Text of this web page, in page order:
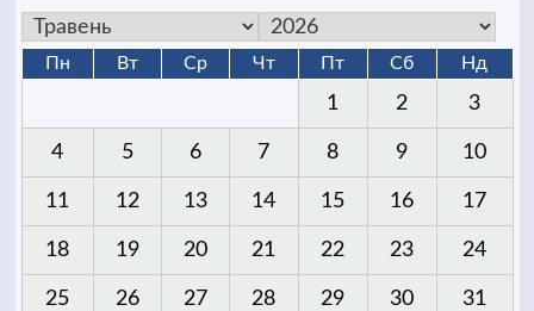
Пн Вт Ср Чт Пт Сб Нд
1 2 3
4 5 6 7 8 9 10
11 12 13 14 15 16 17
18 19 20 21 22 23 24
25 26 27 28 29 30 31